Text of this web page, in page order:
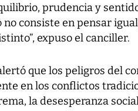
prudencia y
consiste en pensar
expuso el canciller.
que los peligros del
en los conflictos
la desesperanza